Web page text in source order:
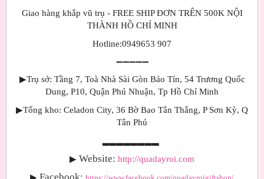
Giao hàng khắp vũ trụ - FREE SHIP ĐƠN TRÊN 500K NỘI
THÀNH HỒ CHÍ MINH
Hotline:0949653 907
➖➖➖➖➖
▶Trụ sở: Tầng 7, Toà Nhà Sài Gòn Bảo Tín, 54 Trương Quốc
Dung, P10, Quận Phú Nhuận, Tp Hồ Chí Minh
▶Tổng kho: Celadon City, 36 Bờ Bao Tân Thắng, P Sơn Kỳ, Q
Tân Phú
▶ Website: http://quadayroi.com
▶